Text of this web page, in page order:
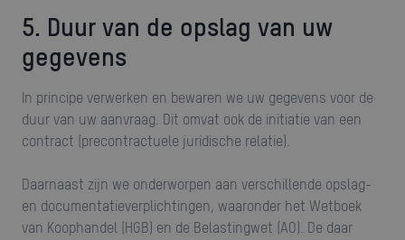
5. Duur van de opslag van uw
gegevens
In principe verwerken en bewaren we uw gegevens voor de
duur van uw aanvraag. Dit omvat ook de initiatie van een
contract (precontractuele juridische relatie).
Daarnaast zijn we onderworpen aan verschillende opslag-
en documentatieverplichtingen, waaronder het Wetboek
van Koophandel (HGB) en de Belastingwet (AO). De daar